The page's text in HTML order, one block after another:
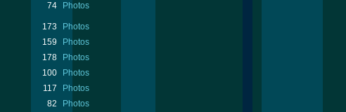
74 Photos
173
Photos
159
Photos
178
Photos
100
Photos
117
Photos
82
Photos